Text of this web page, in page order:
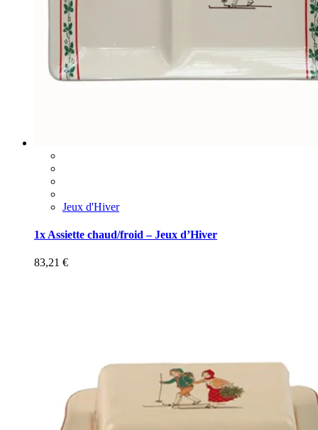
Jeux d'Hiver
1x Assiette chaud/froid – Jeux d’Hiver
83,21 €